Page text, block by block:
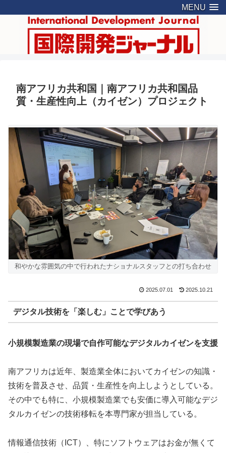
MENU
南アフリカ共和国｜南アフリカ共和国品
質・生産性向上（カイゼン）プロジェクト
和やかな雰囲気の中で行われたナショナルスタッフとの打ち合わせ
2025.07.01 2025.10.21
デジタル技術を「楽しむ」ことで学びあう
小規模製造業の現場で自作可能なデジタルカイゼンを支援
南アフリカは近年、製造業全体においてカイゼンの知識・
技術を普及させ、品質・生産性を向上しようとしている。
その中でも特に、小規模製造業でも安価に導入可能なデジ
タルカイゼンの技術移転を本専門家が担当している。
情報通信技術（ICT）、特にソフトウェアはお金が無くて